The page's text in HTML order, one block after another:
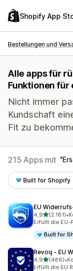
Shopify App
Bestellungen und
Alle apps für
Funktionen für
Nicht immer
Kundschaft
Fit zu
215 Apps mit
Built for Shopify
EU
4,9von 5(2.181)
2181 •
Erfüllt die EU-
Built for
Revoq ‑ EU
4,9von 5(486)
486 •
Erfüllt die EU